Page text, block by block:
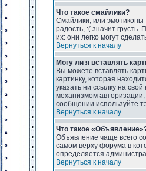
Что такое смайлики?
Смайлики, или эмотиконы
радость, :( значит
их: они легко могут
Вернуться к началу
Могу ли я вставлять
Вы можете вставлять
картинку, которая
указать ни ссылку на
механизмом
сообщении используйте
Вернуться к началу
Что такое
Объявление чаще всего
самом верху форума в
определяется
Вернуться к началу